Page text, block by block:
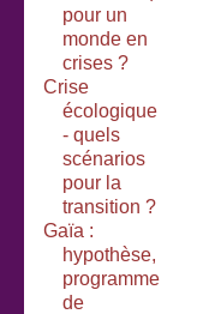
pour un
monde en
crises ?
Crise
écologique
- quels
scénarios
pour la
transition ?
Gaïa :
hypothèse,
programme
de